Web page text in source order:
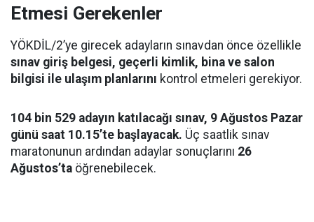
Etmesi Gerekenler
YÖKDİL/2’ye girecek adayların sınavdan önce özellikle
sınav giriş belgesi, geçerli kimlik, bina ve salon
bilgisi ile ulaşım planlarını kontrol etmeleri gerekiyor.
104 bin 529 adayın katılacağı sınav, 9 Ağustos Pazar
günü saat 10.15’te başlayacak. Üç saatlik sınav
maratonunun ardından adaylar sonuçlarını 26
Ağustos’ta öğrenebilecek.